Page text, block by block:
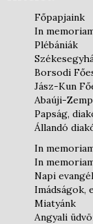
Főpapjaink
In
Plébániák
Borsodi
Jász-Kun
Abaúji-
Papság,
Állandó
In
In
Napi
Imádságok,
Miatyánk
Angyali